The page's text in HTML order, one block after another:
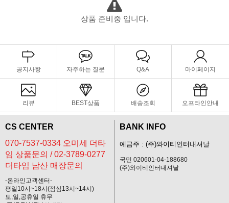
상품 준비중 입니다.
공지사항 자주하는 질문 Q&A 마이페이지
리뷰 BEST상품 배송조회 오프라인안내
CS CENTER
070-7537-0334 오미세 더타
임 상품문의 / 02-3789-0277
더타임 남산 매장문의
-온라인고객센터-
평일10시~18시(점심13시~14시)
토,일,공휴일 휴무
BANK INFO
예금주 : (주)와이티인터내셔날
국민 020601-04-188680
(주)와이티인터내셔날